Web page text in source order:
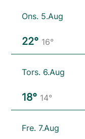
Ons. 5.Aug
22° 16°
Tors. 6.Aug
18° 14°
Fre. 7.Aug